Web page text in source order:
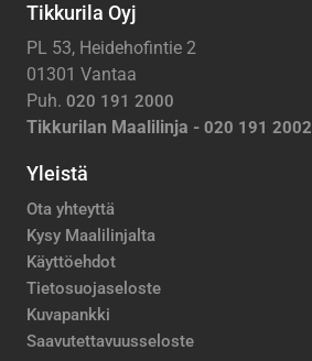
Tikkurila Oyj
PL 53, Heidehofintie 2
01301 Vantaa
Puh. 020 191 2000
Tikkurilan Maalilinja - 020 191 2002
Yleistä
Ota yhteyttä
Kysy Maalilinjalta
Käyttöehdot
Tietosuojaseloste
Kuvapankki
Saavutettavuusseloste